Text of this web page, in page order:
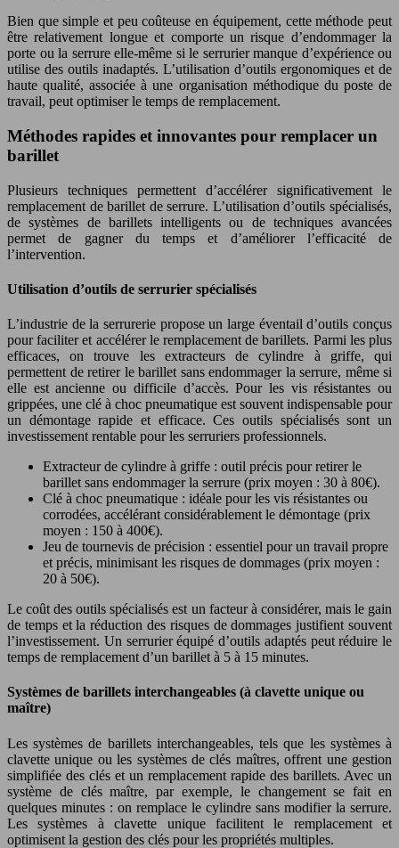
Bien que simple et peu coûteuse en équipement, cette méthode peut
être relativement longue et comporte un risque d’endommager la
porte ou la serrure elle-même si le serrurier manque d’expérience ou
utilise des outils inadaptés. L’utilisation d’outils ergonomiques et de
haute qualité, associée à une organisation méthodique du poste de
travail, peut optimiser le temps de remplacement.
Méthodes rapides et innovantes pour remplacer un
barillet
Plusieurs techniques permettent d’accélérer significativement le
remplacement de barillet de serrure. L’utilisation d’outils spécialisés,
de systèmes de barillets intelligents ou de techniques avancées
permet de gagner du temps et d’améliorer l’efficacité de
l’intervention.
Utilisation d’outils de serrurier spécialisés
L’industrie de la serrurerie propose un large éventail d’outils conçus
pour faciliter et accélérer le remplacement de barillets. Parmi les plus
efficaces, on trouve les extracteurs de cylindre à griffe, qui
permettent de retirer le barillet sans endommager la serrure, même si
elle est ancienne ou difficile d’accès. Pour les vis résistantes ou
grippées, une clé à choc pneumatique est souvent indispensable pour
un démontage rapide et efficace. Ces outils spécialisés sont un
investissement rentable pour les serruriers professionnels.
Extracteur de cylindre à griffe : outil précis pour retirer le
barillet sans endommager la serrure (prix moyen : 30 à 80€).
Clé à choc pneumatique : idéale pour les vis résistantes ou
corrodées, accélérant considérablement le démontage (prix
moyen : 150 à 400€).
Jeu de tournevis de précision : essentiel pour un travail propre
et précis, minimisant les risques de dommages (prix moyen :
20 à 50€).
Le coût des outils spécialisés est un facteur à considérer, mais le gain
de temps et la réduction des risques de dommages justifient souvent
l’investissement. Un serrurier équipé d’outils adaptés peut réduire le
temps de remplacement d’un barillet à 5 à 15 minutes.
Systèmes de barillets interchangeables (à clavette unique ou
maître)
Les systèmes de barillets interchangeables, tels que les systèmes à
clavette unique ou les systèmes de clés maîtres, offrent une gestion
simplifiée des clés et un remplacement rapide des barillets. Avec un
système de clés maître, par exemple, le changement se fait en
quelques minutes : on remplace le cylindre sans modifier la serrure.
Les systèmes à clavette unique facilitent le remplacement et
optimisent la gestion des clés pour les propriétés multiples.